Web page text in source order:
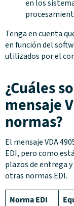
en los
Tenga en cuenta
en función del
utilizados por el
¿Cuáles
mensaje
normas?
El mensaje VDA
EDI, pero como
plazos de entrega
otras normas EDI.
Norma EDI